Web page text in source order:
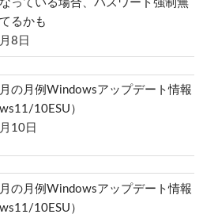
っている場合、パスワード強制無
るかも
8日
の月例Windowsアップデート情報
10ESU）
10日
の月例Windowsアップデート情報
10ESU）